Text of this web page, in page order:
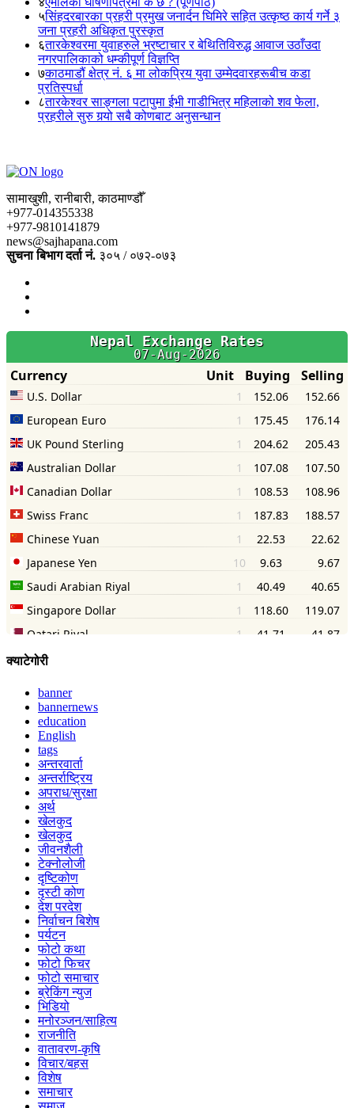
५सिंहदरबारका प्रहरी प्रमुख जनार्दन घिमिरे सहित उत्कृष्ठ कार्य गर्ने ३
जना प्रहरी अधिकृत पुरस्कृत
६तारकेश्वरमा युवाहरुले भ्रष्टाचार र बेथितिविरुद्ध आवाज उठाँउदा
नगरपालिकाको धम्कीपूर्ण विज्ञप्ति
७काठमाडौं क्षेत्र नं. ६ मा लोकप्रिय युवा उम्मेदवारहरूबीच कडा
प्रतिस्पर्धा
८तारकेश्वर साङ्गला पटापुमा ईभी गाडीभित्र महिलाको शव फेला,
प्रहरीले सुरु गर्‍यो सबै कोणबाट अनुसन्धान
सामाखुशी, रानीबारी, काठमाण्डौँ
+977-014355338
+977-9810141879
news@sajhapana.com
सुचना बिभाग दर्ता नं. ३०५ / ०७२-०७३
क्याटेगोरी
banner
bannernews
education
English
tags
अन्तरवार्ता
अन्तर्राष्ट्रिय
अपराध/सुरक्षा
अर्थ
खेलकुद
खेलकुद
जीवनशैली
टेक्नोलोजी
दृष्टिकोण
दृस्टी कोण
देश परदेश
निर्वाचन बिशेष
पर्यटन
फोटो कथा
फोटो फिचर
फोटो समाचार
ब्रेकिंग न्युज
भिडियो
मनोरञ्जन/साहित्य
राजनीति
वातावरण-कृषि
विचार/बहस
विशेष
समाचार